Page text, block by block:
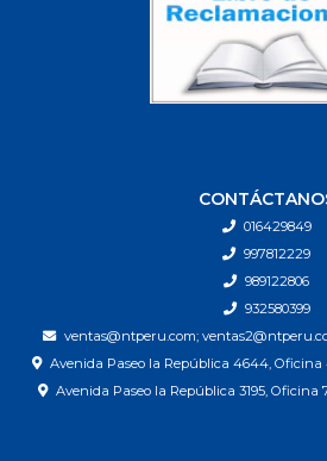
016429849
997812229
989122806
932580399
ventas@ntperu.com;
Avenida Paseo la República 4644,
Avenida Paseo la República 3195, Oficina